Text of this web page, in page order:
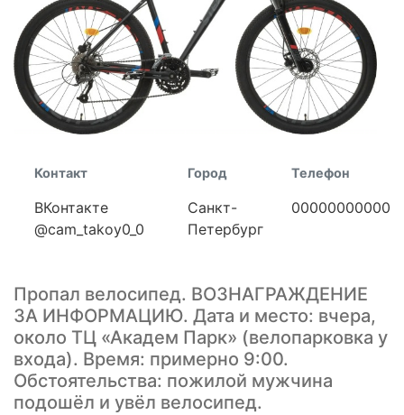
Контакт
ВКонтакте
@cam_takoy0_0
Город
Санкт-
Петербург
Телефон
00000000000
Пропал велосипед. ВОЗНАГРАЖДЕНИЕ
ЗА ИНФОРМАЦИЮ. Дата и место: вчера,
около ТЦ «Академ Парк» (велопарковка у
входа). Время: примерно 9:00.
Обстоятельства: пожилой мужчина
подошёл и увёл велосипед.